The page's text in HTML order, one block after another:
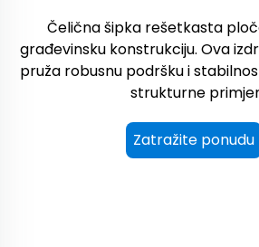
Čelična šipka rešetkasta
građevinsku konstrukciju. Ova
pruža robusnu podršku i
strukturne
Zatražite ponudu